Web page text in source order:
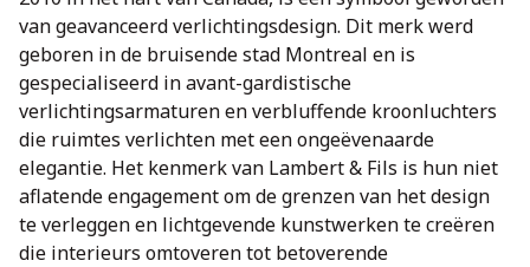
van geavanceerd verlichtingsdesign. Dit merk werd
geboren in de bruisende stad Montreal en is
gespecialiseerd in avant-gardistische
verlichtingsarmaturen en verbluffende kroonluchters
die ruimtes verlichten met een ongeëvenaarde
elegantie. Het kenmerk van Lambert & Fils is hun niet
aflatende engagement om de grenzen van het design
te verleggen en lichtgevende kunstwerken te creëren
die interieurs omtoveren tot betoverende